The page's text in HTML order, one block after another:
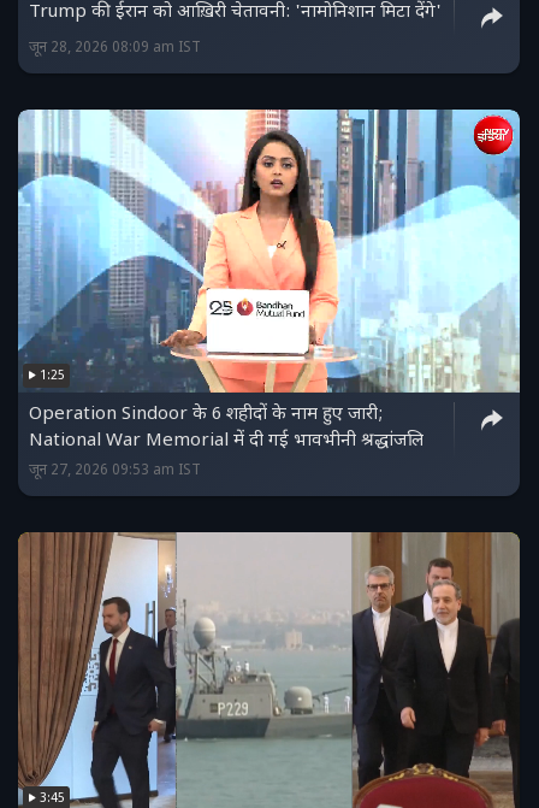
Trump की ईरान को आख़िरी चेतावनी: 'नामोनिशान मिटा देंगे'
जून 28, 2026 08:09 am IST
1:25
Operation Sindoor के 6 शहीदों के नाम हुए जारी;
National War Memorial में दी गई भावभीनी श्रद्धांजलि
जून 27, 2026 09:53 am IST
3:45